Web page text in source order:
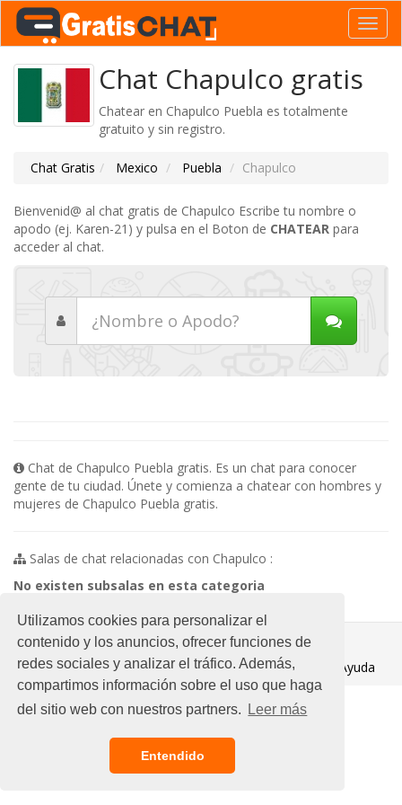
Utilizamos cookies para personalizar el
contenido y los anuncios, ofrecer funciones de
redes sociales y analizar el tráfico. Además,
compartimos información sobre el uso que haga
del sitio web con nuestros partners.
Leer más
Entendido
Chat Chapulco gratis
Chatear en Chapulco Puebla es totalmente
gratuito y sin registro.
Chat Gratis Mexico Puebla Chapulco
Bienvenid@ al chat gratis de Chapulco Escribe tu nombre o
apodo (ej. Karen-21) y pulsa en el Boton de CHATEAR para
acceder al chat.
Chat de Chapulco Puebla gratis. Es un chat para conocer
gente de tu ciudad. Únete y comienza a chatear con hombres y
mujeres de Chapulco Puebla gratis.
Salas de chat relacionadas con Chapulco :
No existen subsalas en esta categoria
© 2021 Chat Gratis
Aviso legal
Ayuda